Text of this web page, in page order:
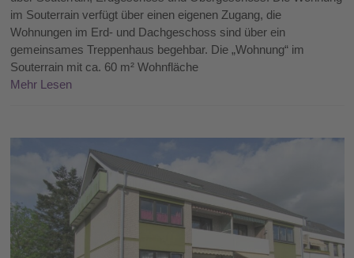
im Souterrain verfügt über einen eigenen Zugang, die
Wohnungen im Erd- und Dachgeschoss sind über ein
gemeinsames Treppenhaus begehbar. Die „Wohnung“ im
Souterrain mit ca. 60 m² Wohnfläche
Mehr Lesen